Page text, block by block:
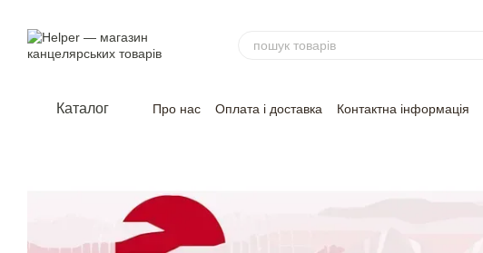
Каталог Про нас Оплата і доставка Контактна інформація